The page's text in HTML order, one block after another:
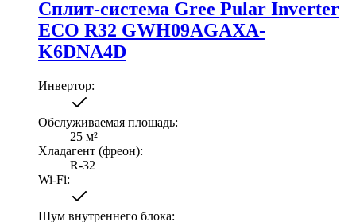
Сплит-система Gree Pular Inverter
ECO R32 GWH09AGAXA-
K6DNA4D
Инвертор:
Обслуживаемая площадь:
25 м²
Хладагент (фреон):
R-32
Wi-Fi:
Шум внутреннего блока: